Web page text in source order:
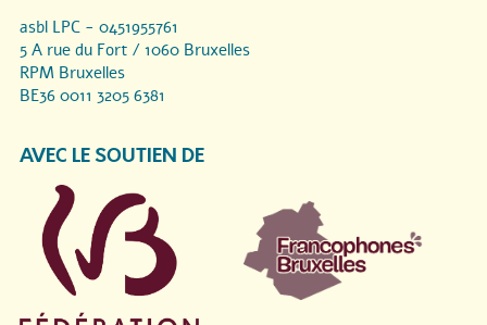
asbl LPC - 0451955761
5 A rue du Fort / 1060 Bruxelles
RPM Bruxelles
BE36 0011 3205 6381
AVEC LE SOUTIEN DE